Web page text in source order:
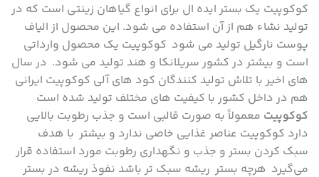
کوکوپیت یک بستر ایده ال برای انواع گیاهان زینتی است که در
تولید نشاء هم از آن استفاده می شود. این محصول از الیاف
پوست نارگیل تولید می شود کوکوپیت یک محصول وارداتی
است و بیشتر در کشور سریلانکا و هند تولید می شود. در سال
های اخیر با تلاش تولید کنندگان کود های آلی کوکوپیت ایرانی
هم در داخل کشور با کیفیت های مختلف تولید شده است
کوکوپیت معمولاً به صورت قالبی است و جذب رطوبت بالایی
دارد کوکوپیت عناصر غذایی خاصی ندارد و بیشتر با هدف
سبک کردن بستر و جذب و نگهداری رطوبت مورد استفاده قرار
می‌گیرد هرچه بستر ریشه سبک تر باشد نفوذ ریشه در بستر